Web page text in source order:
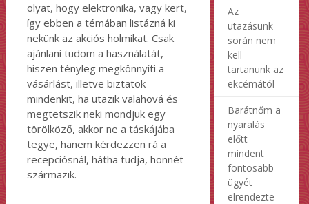
olyat, hogy elektronika, vagy kert,
így ebben a témában listázná ki
nekünk az akciós holmikat. Csak
ajánlani tudom a használatát,
hiszen tényleg megkönnyíti a
vásárlást, illetve biztatok
mindenkit, ha utazik valahová és
megtetszik neki mondjuk egy
törölköző, akkor ne a táskájába
tegye, hanem kérdezzen rá a
recepciósnál, hátha tudja, honnét
származik.
Az
utazásunk
során nem
kell
tartanunk az
ekcémától
Barátnőm a
nyaralás
előtt
mindent
fontosabb
ügyét
elrendezte